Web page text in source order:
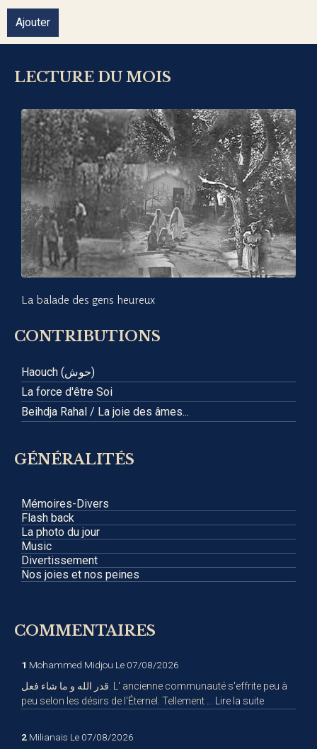
Ajouter
LECTURE DU MOIS
La balade des gens heureux
CONTRIBUTIONS
Haouch (حوش)
La force d'être Soi
Beihdja Rahal / La joie des âmes...
GÉNÉRALITÉS
Mémoires-Divers
Flash back
La photo du jour
Music
Divertissement
Nos joies et nos peines
COMMENTAIRES
1 Mohammed Midjou Le 07/08/2026
قدر الله و ما شاء فعل. L' ancienne communauté s'effrite peu à
peu selon les désirs de l'Éternel. Tellement ...
Lire la suite
2 Milianais Le 07/08/2026